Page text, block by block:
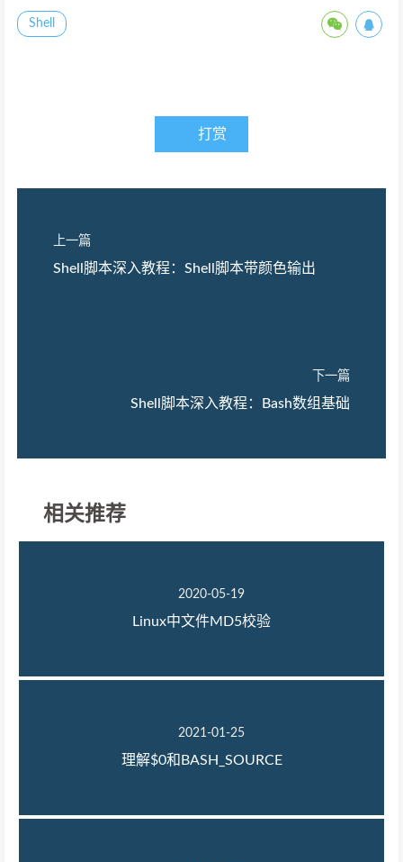
Shell
打赏
上一篇
Shell脚本深入教程：Shell脚本带颜色输出
下一篇
Shell脚本深入教程：Bash数组基础
相关推荐
2020-05-19
Linux中文件MD5校验
2021-01-25
理解$0和BASH_SOURCE